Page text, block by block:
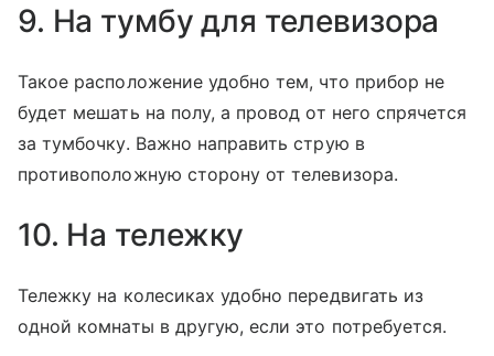
9. На тумбу для телевизора
Такое расположение удобно тем, что прибор не
будет мешать на полу, а провод от него спрячется
за тумбочку. Важно направить струю в
противоположную сторону от телевизора.
10. На тележку
Тележку на колесиках удобно передвигать из
одной комнаты в другую, если это потребуется.